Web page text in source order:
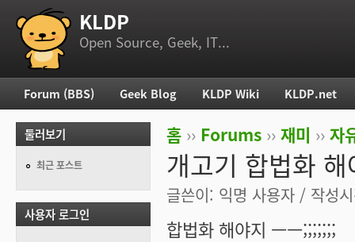
부 메뉴 KLDP
Open Source, Geek, IT...
현재 위치
홈 ›› Forums ›› 재미 ›› 자
개고기 합법화 해
글쓴이: 익명 사용자 / 작성
합법화 해야지 ㅡㅡ;;;;;;;
주 메뉴
Forum (BBS) Geek Blog KLDP Wiki KLDP.net
둘러보기
최근 포스트
사용자 로그인